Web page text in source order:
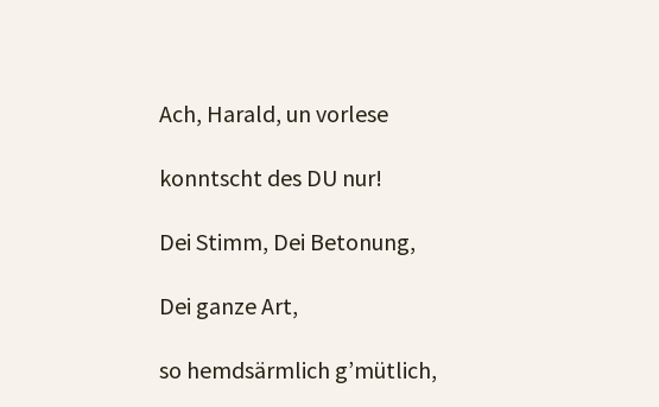
Ach, Harald, un vorlese
konntscht des DU nur!
Dei Stimm, Dei Betonung,
Dei ganze Art,
so hemdsärmlich g’mütlich,